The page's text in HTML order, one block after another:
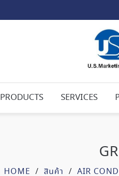
PRODUCTS SERVICES
HOME / สินค้า / AIR